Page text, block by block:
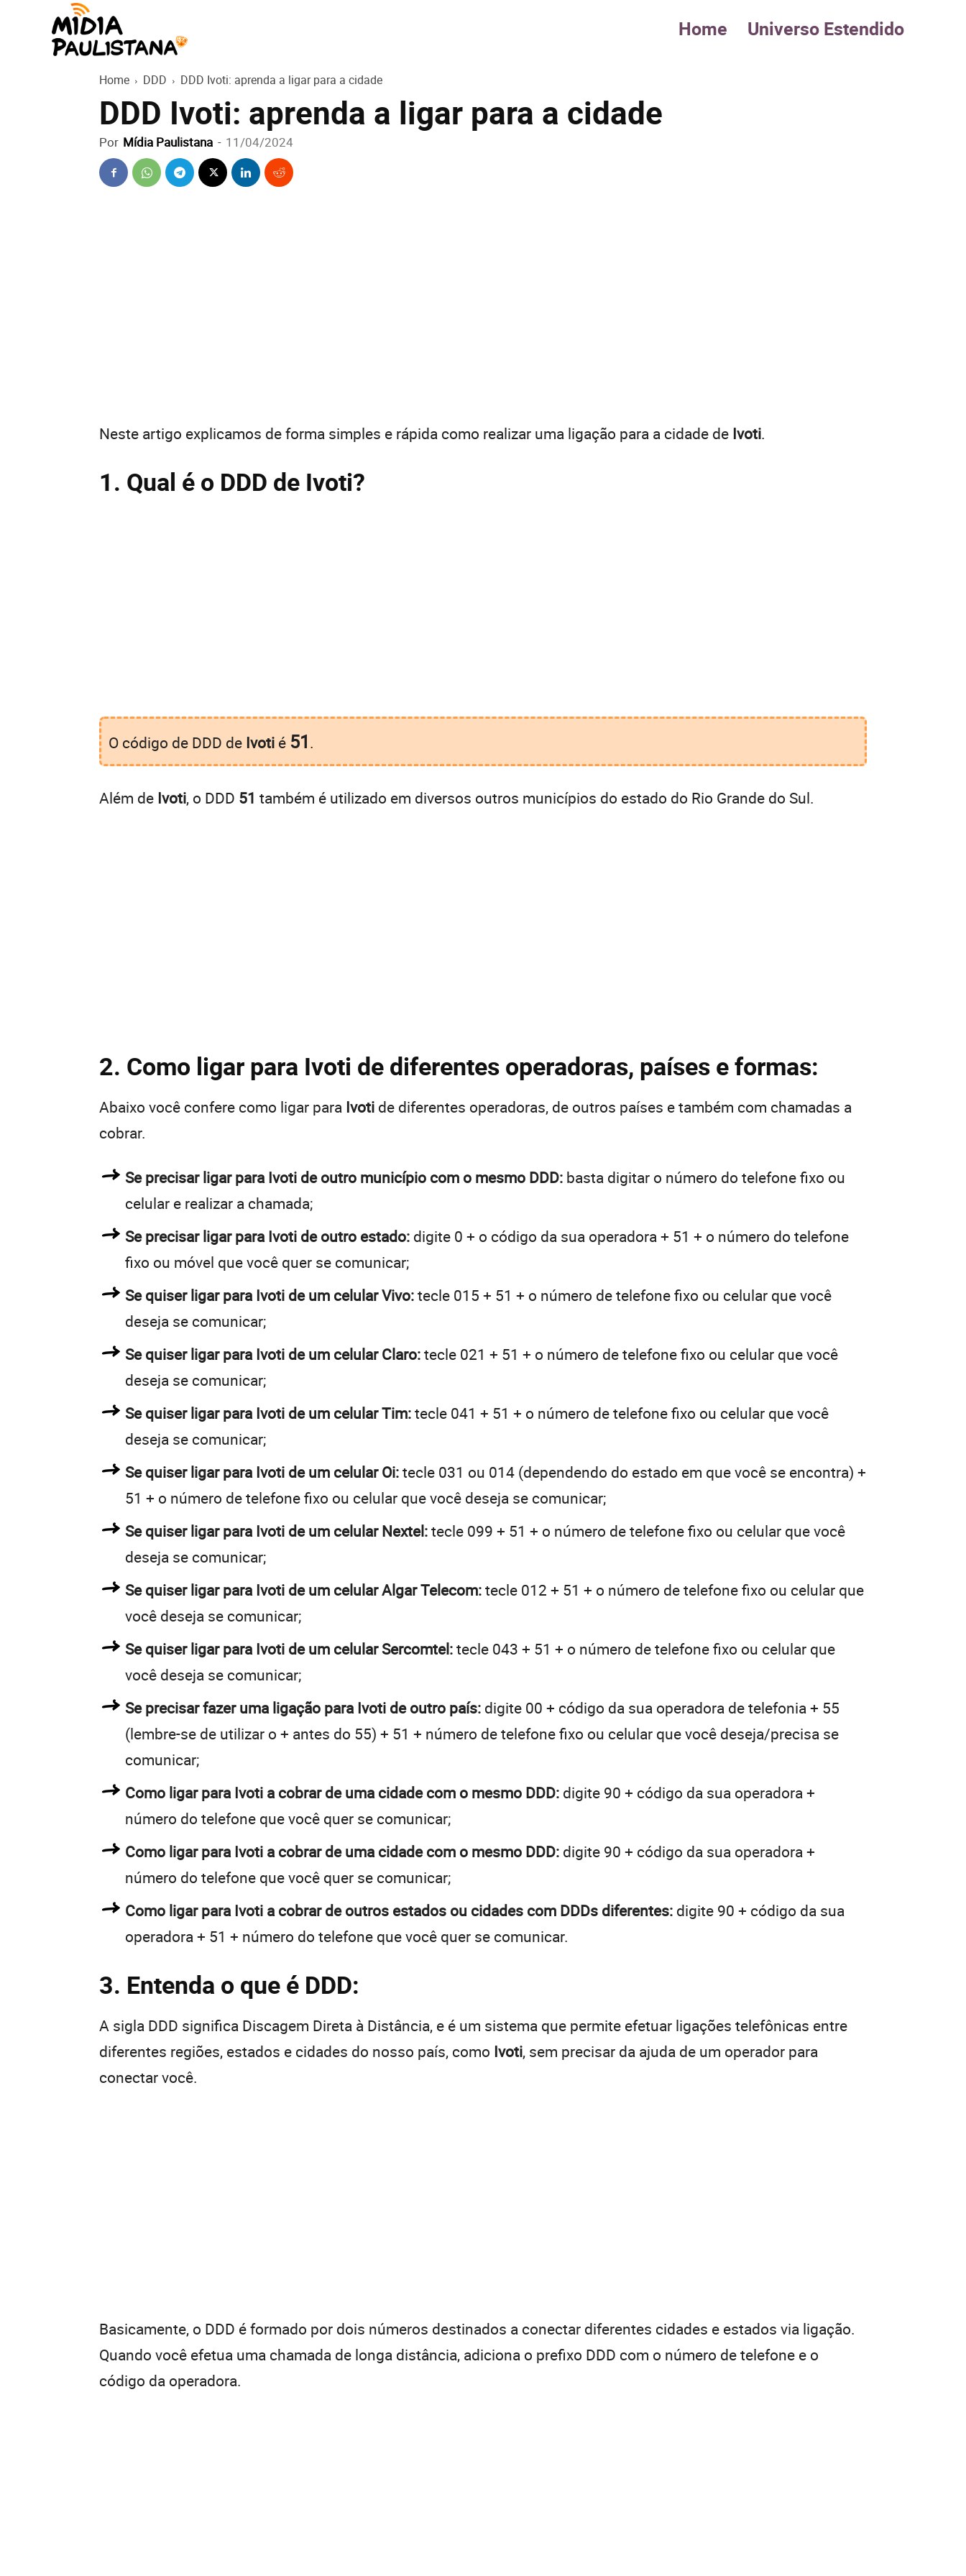
Paulistana
Home Universo Estendido
Home DDD DDD Ivoti: aprenda a ligar para a cidade
DDD Ivoti: aprenda a ligar para a cidade
Por Mídia Paulistana - 11/04/2024
Neste artigo explicamos de forma simples e rápida como realizar uma ligação para a cidade de Ivoti.
1. Qual é o DDD de Ivoti?
O código de DDD de Ivoti é 51.
Além de Ivoti, o DDD 51 também é utilizado em diversos outros municípios do estado do Rio Grande do Sul.
2. Como ligar para Ivoti de diferentes operadoras, países e formas:
Abaixo você confere como ligar para Ivoti de diferentes operadoras, de outros países e também com chamadas a
cobrar.
Se precisar ligar para Ivoti de outro município com o mesmo DDD: basta digitar o número do telefone fixo ou
celular e realizar a chamada;
Se precisar ligar para Ivoti de outro estado: digite 0 + o código da sua operadora + 51 + o número do telefone
fixo ou móvel que você quer se comunicar;
Se quiser ligar para Ivoti de um celular Vivo:tecle 015 + 51 + o número de telefone fixo ou celular que você
deseja se comunicar;
Se quiser ligar para Ivoti de um celular Claro:tecle 021 + 51 + o número de telefone fixo ou celular que você
deseja se comunicar;
Se quiser ligar para Ivoti de um celular Tim:tecle 041 + 51 + o número de telefone fixo ou celular que você
deseja se comunicar;
Se quiser ligar para Ivoti de um celular Oi:tecle 031 ou 014 (dependendo do estado em que você se encontra) +
51 + o número de telefone fixo ou celular que você deseja se comunicar;
Se quiser ligar para Ivoti de um celular Nextel:tecle 099 + 51 + o número de telefone fixo ou celular que você
deseja se comunicar;
Se quiser ligar para Ivoti de um celular Algar Telecom:tecle 012 + 51 + o número de telefone fixo ou celular que
você deseja se comunicar;
Se quiser ligar para Ivoti de um celular Sercomtel:tecle 043 + 51 + o número de telefone fixo ou celular que
você deseja se comunicar;
Se precisar fazer uma ligação para Ivoti de outro país: digite 00 + código da sua operadora de telefonia + 55
(lembre-se de utilizar o + antes do 55) + 51 + número de telefone fixo ou celular que você deseja/precisa se
comunicar;
Como ligar para Ivoti a cobrar de uma cidade com o mesmo DDD: digite 90 + código da sua operadora +
número do telefone que você quer se comunicar;
Como ligar para Ivoti a cobrar de uma cidade com o mesmo DDD: digite 90 + código da sua operadora +
número do telefone que você quer se comunicar;
Como ligar para Ivoti a cobrar de outros estados ou cidades com DDDs diferentes: digite 90 + código da sua
operadora + 51 + número do telefone que você quer se comunicar.
3. Entenda o que é DDD:
A sigla DDD significa Discagem Direta à Distância, e é um sistema que permite efetuar ligações telefônicas entre
diferentes regiões, estados e cidades do nosso país, como Ivoti, sem precisar da ajuda de um operador para
conectar você.
Basicamente, o DDD é formado por dois números destinados a conectar diferentes cidades e estados via ligação.
Quando você efetua uma chamada de longa distância, adiciona o prefixo DDD com o número de telefone e o
código da operadora.